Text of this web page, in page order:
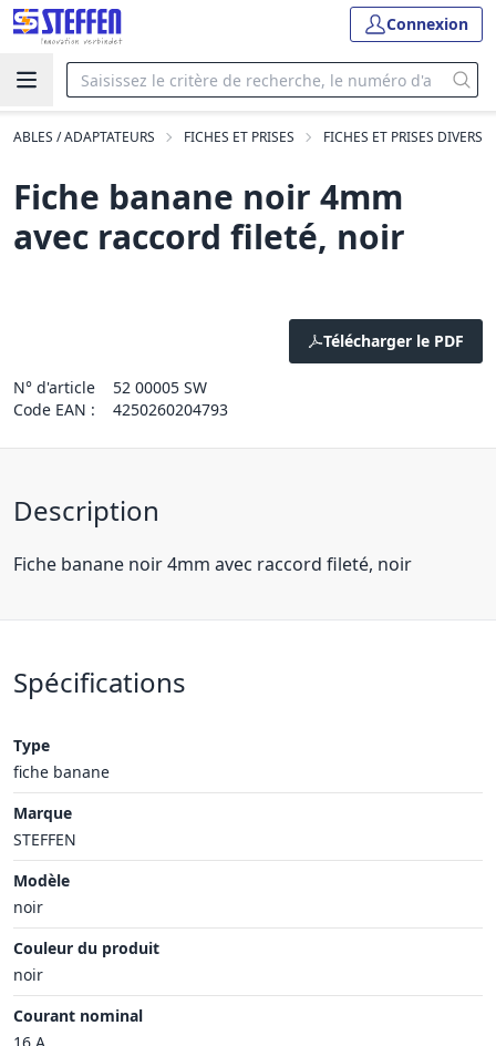
Connexion
/ ADAPTATEURS FICHES ET PRISES FICHES ET PRISES DIVERS
Fiche banane noir 4mm
avec raccord fileté, noir
Télécharger le PDF
N° d'article
52 00005 SW
Code EAN :
4250260204793
Description
Fiche banane noir 4mm avec raccord fileté, noir
Spécifications
Type
fiche banane
Marque
STEFFEN
Modèle
noir
Couleur du produit
noir
Courant nominal